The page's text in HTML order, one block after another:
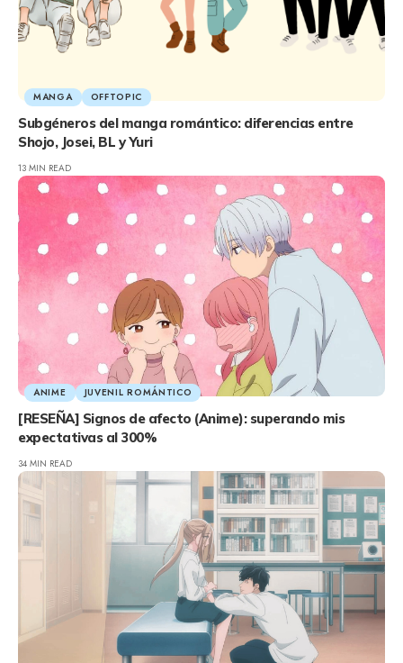
MANGA OFFTOPIC
Subgéneros del manga romántico: diferencias entre
Shojo, Josei, BL y Yuri
13 MIN READ
ANIME JUVENIL ROMÁNTICO
[RESEÑA] Signos de afecto (Anime): superando mis
expectativas al 300%
34 MIN READ